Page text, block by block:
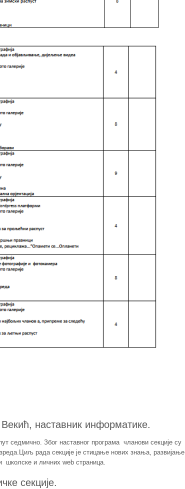
наставник информатике.
седмично. Због наставног програма чланови секције су
рада секције је стицање нових знања, развијање
и личних web страница.
секције.